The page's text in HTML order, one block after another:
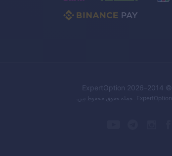
© 2014–
2026
ExpertOption
ExpertOption ۔ جملہ حقوق محفوظ ہیں.